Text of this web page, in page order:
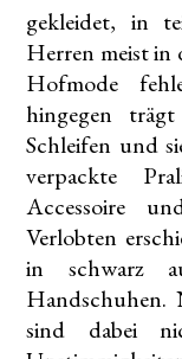
gekleidet, in
Herren meist in
Hofmode
hingegen
Schleifen und
verpackte
Accessoire
Verlobten
in schwarz
Handschuhen.
sind dabei